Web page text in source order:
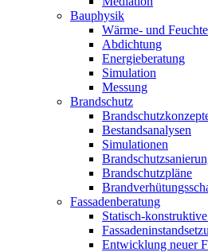
Bauphysik
Wärme- und
Abdichtung
Energieberatung
Simulation
Messung
Brandschutz
Bestandsanalysen
Simulationen
Brandschutzpläne
Fassadenberatung
Statisch-
Entwicklung neuer